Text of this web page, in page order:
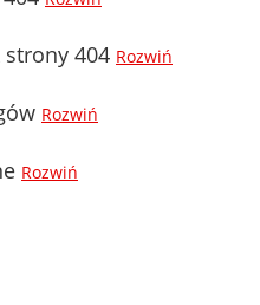
strony 404 Rozwiń
Rozwiń
Rozwiń